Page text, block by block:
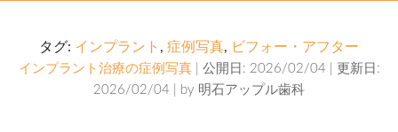
タグ: インプラント , 症例写真, ビフォー・アフター
インプラント治療の症例写真| 公開日: 2026/02/04 | 更新日:
2026/02/04 | by 明石アップル歯科